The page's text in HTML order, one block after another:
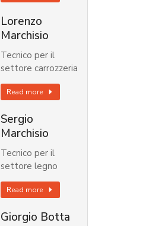
Lorenzo
Marchisio
Tecnico per il
settore carrozzeria
Read more
Sergio
Marchisio
Tecnico per il
settore legno
Read more
Giorgio Botta